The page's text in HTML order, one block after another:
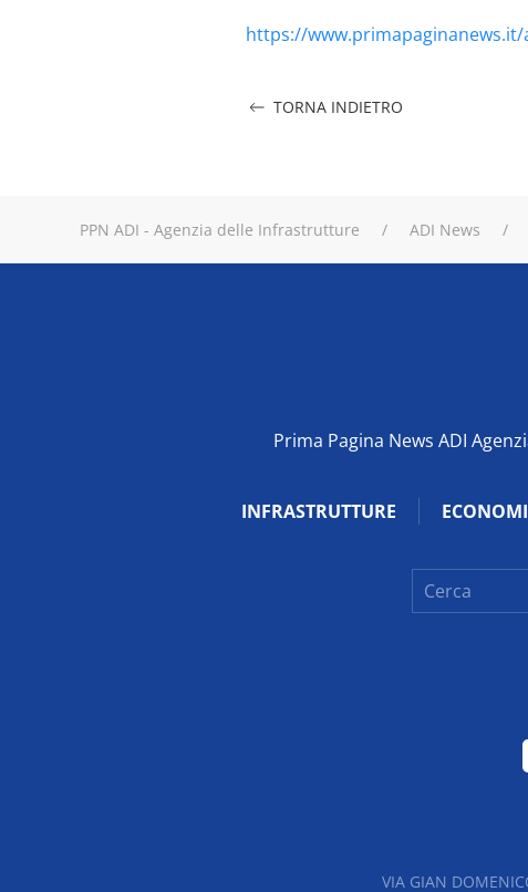
https://
TORNA INDIETRO
PPN ADI - Agenzia delle Infrastrutture ADI News
Prima Pagina News ADI
INFRASTRUTTURE
VIA GIAN